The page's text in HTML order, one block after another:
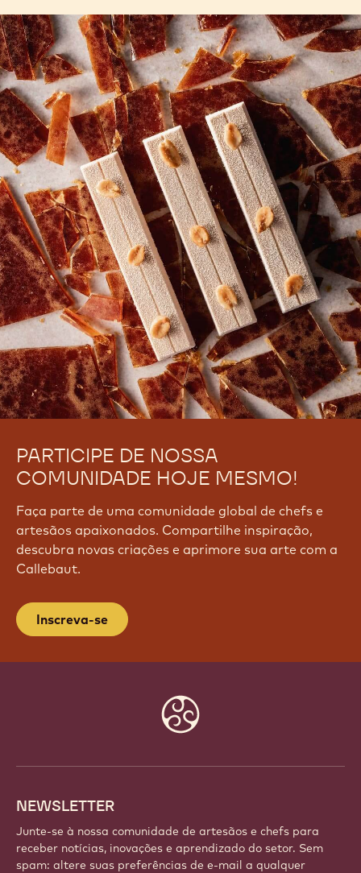
PARTICIPE DE NOSSA
COMUNIDADE HOJE MESMO!
Faça parte de uma comunidade global de chefs e
artesãos apaixonados. Compartilhe inspiração,
descubra novas criações e aprimore sua arte com a
Callebaut.
Inscreva-se
NEWSLETTER
Junte-se à nossa comunidade de artesãos e chefs para
receber notícias, inovações e aprendizado do setor. Sem
spam: altere suas preferências de e-mail a qualquer